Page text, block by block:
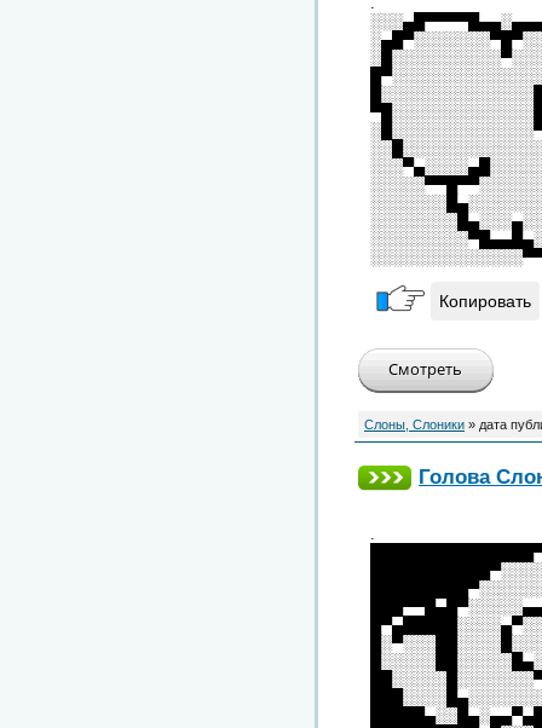
Копировать
Слоны, Слоники » дата
Голова